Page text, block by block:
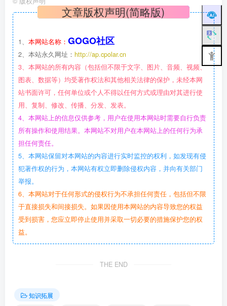
文章版权声明(简略版)
1、 本网站名称： GOGO社区
2、本站永久网址： http://ap.cpolar.cn
3、本网站的所有内容（包括但不限于文字、图片、音频、视频、
图表、数据等）均受著作权法和其他相关法律的保护，未经本网
站书面许可，任何单位或个人不得以任何方式或理由对其进行使
用、复制、修改、传播、分发、发表。
4、本网站上的信息仅供参考，用户在使用本网站时需要自行负责
所有操作和使用结果。本网站不对用户在本网站上的任何行为承
担任何责任。
5、本网站保留对本网站的内容进行实时监控的权利，如发现有侵
犯著作权的行为，本网站有权立即删除侵权内容，并向有关部门
举报。
6、本网站对于任何形式的侵权行为不承担任何责任，包括但不限
于直接损失和间接损失。如果因使用本网站的内容导致您的权益
受到损害，您应立即停止使用并采取一切必要的措施保护您的权
益。
THE END
知识拓展